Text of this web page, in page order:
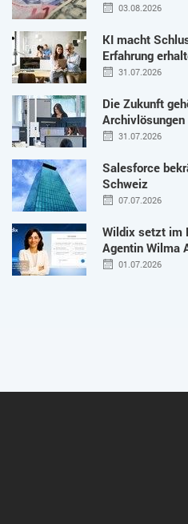
03.08.2026
KI macht
Erfahrung
31.07.2026
Die Zukunft
Archivlösungen
31.07.2026
Salesforce
Schweiz
07.07.2026
Wildix setzt im
Agentin Wilma
01.07.2026